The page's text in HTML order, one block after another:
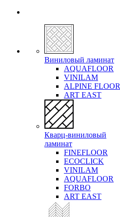
Виниловый ламинат
AQUAFLOOR
VINILAM
ALPINE FLOOR
ART EAST
Кварц-виниловый
ламинат
FINEFLOOR
ECOCLICK
VINILAM
AQUAFLOOR
FORBO
ART EAST